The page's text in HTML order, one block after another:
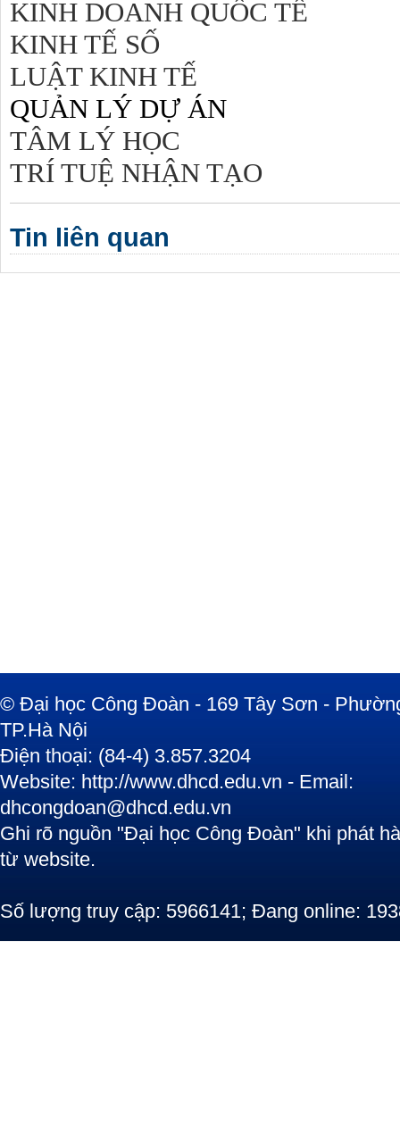
KINH DOANH QUỐC TẾ
KINH TẾ SỐ
LUẬT KINH TẾ
QUẢN LÝ DỰ ÁN
TÂM LÝ HỌC
TRÍ TUỆ NHẬN TẠO
Tin liên quan
© Đại học Công Đoàn - 169 Tây Sơn -
TP.Hà Nội
Điện thoại: (84-4) 3.857.3204
Website: http://www.dhcd.edu.vn - Email:
dhcongdoan@dhcd.edu.vn
Ghi rõ nguồn "Đại học Công Đoàn" khi phát
từ website.
Số lượng truy cập: 5966141; Đang online: